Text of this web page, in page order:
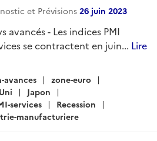
et Prévisions 26 juin 2023
avancés - Les indices PMI
se contractent en juin... Lire
avances
zone-euro
Japon
services
Recession
manufacturiere